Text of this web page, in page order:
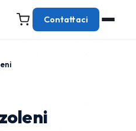
Contattaci